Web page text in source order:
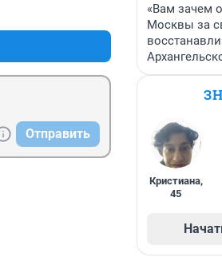
Отправить
«Вам зачем
Москвы за
Кристиана,
45